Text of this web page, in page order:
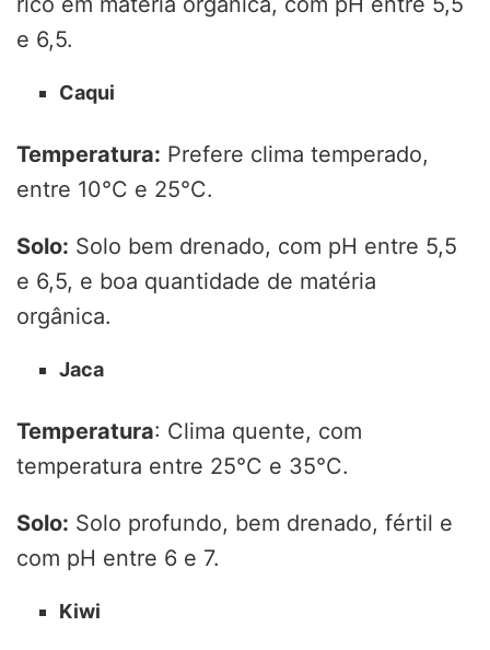
e 6,5.
Caqui
Temperatura: Prefere clima temperado,
entre 10°C e 25°C.
Solo: Solo bem drenado, com pH entre 5,5
e 6,5, e boa quantidade de matéria
orgânica.
Jaca
Temperatura: Clima quente, com
temperatura entre 25°C e 35°C.
Solo: Solo profundo, bem drenado, fértil e
com pH entre 6 e 7.
Kiwi